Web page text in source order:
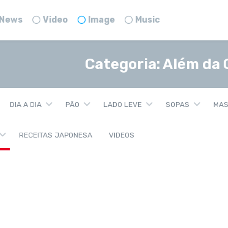
News Video Image Music
Categoria:Além da
DIA A DIA PÃO LADO LEVE SOPAS
RECEITAS JAPONESA VIDEOS